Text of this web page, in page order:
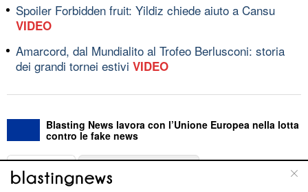
Spoiler Forbidden fruit: Yildiz chiede aiuto a Cansu
VIDEO
Amarcord, dal Mundialito al Trofeo Berlusconi: storia
dei grandi tornei estivi VIDEO
Blasting News lavora con l’Unione Europea nella lotta
contro le fake news
ABOUT